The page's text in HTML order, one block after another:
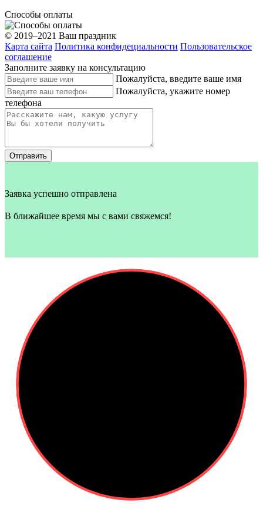
Способы оплаты
© 2019–2021 Ваш праздник
Карта сайта Политика конфидециальности Пользовательское
соглашение
Заполните заявку на консультацию
Пожалуйста, введите ваше имя
Пожалуйста, укажите номер
телефона
Отправить
Заявка успешно отправлена
В ближайшее время мы с вами свяжемся!